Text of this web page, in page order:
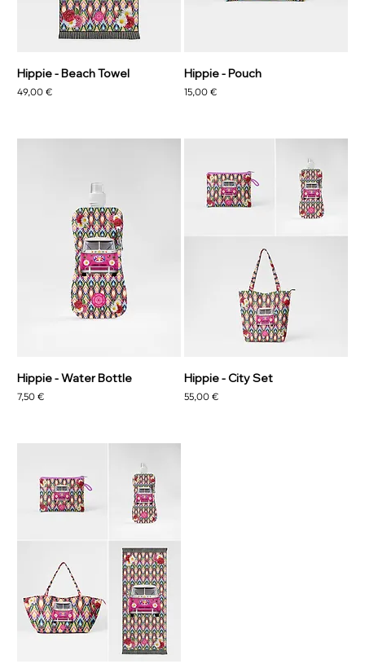
Hippie - Beach Towel
Preis
49,00 €
Hippie - Pouch
Preis
15,00 €
Hippie - Water Bottle
Preis
7,50 €
Hippie - City Set
Preis
55,00 €